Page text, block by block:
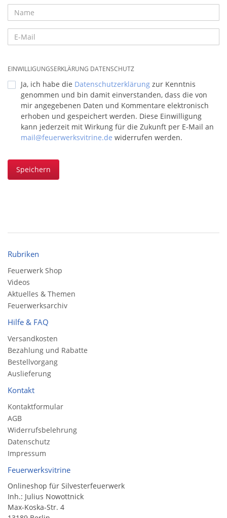
EINWILLIGUNGSERKLÄRUNG DATENSCHUTZ
Ja, ich habe die Datenschutzerklärung zur Kenntnis
genommen und bin damit einverstanden, dass die von
mir angegebenen Daten und Kommentare elektronisch
erhoben und gespeichert werden. Diese Einwilligung
kann jederzeit mit Wirkung für die Zukunft per E-Mail an
mail@feuerwerksvitrine.de widerrufen werden.
Speichern
Rubriken
Feuerwerk Shop
Videos
Aktuelles & Themen
Feuerwerksarchiv
Hilfe & FAQ
Versandkosten
Bezahlung und Rabatte
Bestellvorgang
Auslieferung
Kontakt
Kontaktformular
AGB
Widerrufsbelehrung
Datenschutz
Impressum
Feuerwerksvitrine
Onlineshop für Silvesterfeuerwerk
Inh.: Julius Nowottnick
Max-Koska-Str. 4